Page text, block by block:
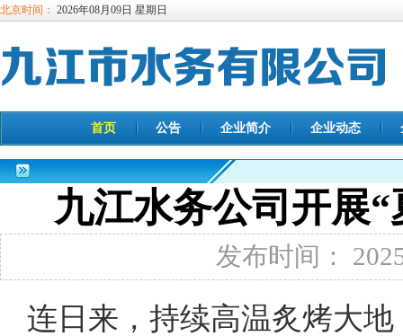
北京时间： 2026年08月09日 星期日
首页 公告 企业简介 企业动态
九江水务公司开展
发布时间：
连日来，持续高温炙烤大